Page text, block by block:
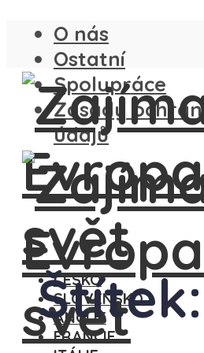
O nás
Ostatní
Spolupráce
Zásady
údajů
ČESKO
SLOVENSKO
ANGLIE
FRANCIE
Štítek: